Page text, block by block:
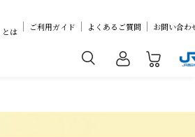
は
ご利用ガイド よくあるご質問 お問い合わ